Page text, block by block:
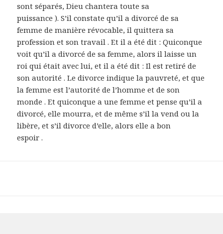
sont séparés, Dieu chantera toute sa
puissance ). S’il constate qu’il a divorcé de sa
femme de manière révocable, il quittera sa
profession et son travail . Et il a été dit : Quiconque
voit qu’il a divorcé de sa femme, alors il laisse un
roi qui était avec lui, et il a été dit : Il est retiré de
son autorité . Le divorce indique la pauvreté, et que
la femme est l’autorité de l’homme et de son
monde . Et quiconque a une femme et pense qu’il a
divorcé, elle mourra, et de même s’il la vend ou la
libère, et s’il divorce d’elle, alors elle a bon
espoir .